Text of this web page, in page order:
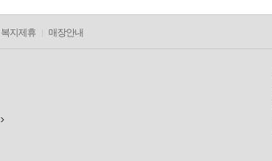
복지제휴 매장안내